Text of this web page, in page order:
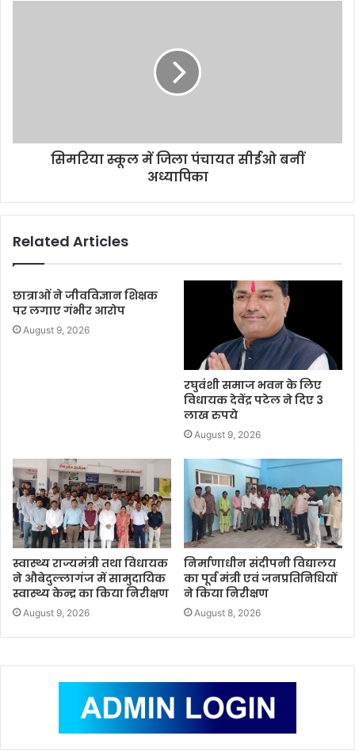
सिमरिया स्कूल में जिला पंचायत सीईओ बनीं
अध्यापिका
Related Articles
छात्राओं ने जीवविज्ञान शिक्षक
पर लगाए गंभीर आरोप
August 9, 2026
रघुवंशी समाज भवन के लिए
विधायक देवेंद्र पटेल ने दिए 3
लाख रुपये
August 9, 2026
स्वास्थ्य राज्यमंत्री तथा विधायक
ने औबेदुल्लागंज में सामुदायिक
स्वास्थ्य केन्द्र का किया निरीक्षण
August 9, 2026
निर्माणाधीन संदीपनी विद्यालय
का पूर्व मंत्री एवं जनप्रतिनिधियों
ने किया निरीक्षण
August 8, 2026